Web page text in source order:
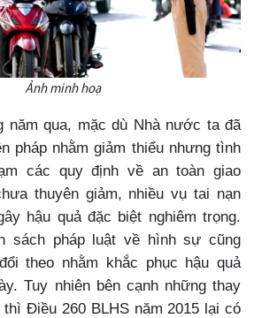
Ảnh minh hoạ
năm qua, mặc dù Nhà nước ta đã
pháp nhằm giảm thiểu nhưng tình
các quy định về an toàn giao
thuyên giảm, nhiều vụ tai nạn
hậu quả đặc biệt nghiêm trọng.
sách pháp luật về hình sự cũng
theo nhằm khắc phục hậu quả
Tuy nhiên bên cạnh những thay
Điều 260 BLHS năm 2015 lại có